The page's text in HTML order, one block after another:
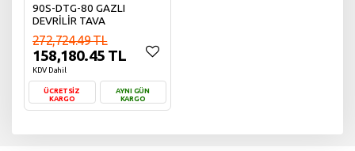
90S-DTG-80 GAZLI
DEVRİLİR TAVA
272,724.49 TL
158,180.45 TL
KDV Dahil
ÜCRETSİZ
KARGO
AYNI GÜN
KARGO